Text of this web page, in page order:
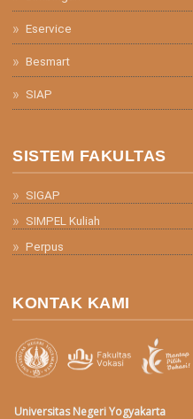
Eservice
Besmart
SIAP
SISTEM FAKULTAS
SIGAP
SIMPEL Kuliah
Perpus
KONTAK KAMI
Universitas Negeri Yogyakarta